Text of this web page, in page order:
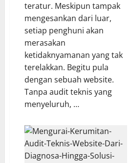
teratur. Meskipun tampak
mengesankan dari luar,
setiap penghuni akan
merasakan
ketidaknyamanan yang tak
terelakkan. Begitu pula
dengan sebuah website.
Tanpa audit teknis yang
menyeluruh, …